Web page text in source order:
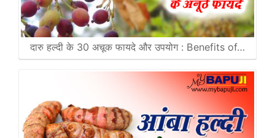
दारु हल्दी के 30 अचूक फायदे और उपयोग : Benefits of…